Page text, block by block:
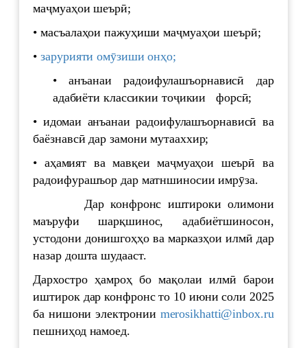
маҷмуаҳои шеърӣ;
• масъалаҳои пажуҳиши маҷмуаҳои шеърӣ;
• зарурияти омӯзиши онҳо;
• анъанаи радоифулашъорнависӣ дар
адабиёти классикии тоҷикии форсӣ;
• идомаи анъанаи радоифулашъорнависӣ ва
баёзнавсӣ дар замони мутааххир;
• аҳамият ва мавқеи маҷмуаҳои шеърӣ ва
радоифурашъор дар матншиносии имрӯза.
Дар конфронс иштироки олимони
маъруфи шарқшинос, адабиётшиносон,
устодони донишгоҳҳо ва марказҳои илмӣ дар
назар дошта шудааст.
Дархостро ҳамроҳ бо мақолаи илмӣ барои
иштирок дар конфронс то 10 июни соли 2025
ба нишони электронии merosikhatti@inbox.ru
пешниҳод намоед.